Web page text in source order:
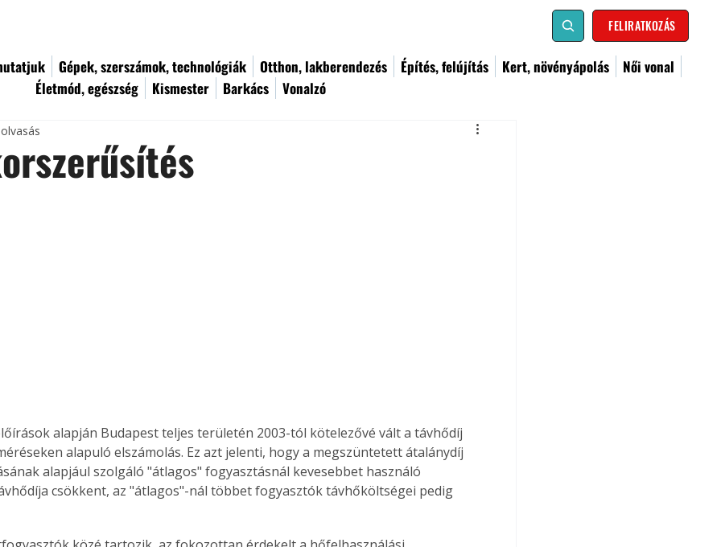
FELIRATKOZÁS
Gépek, szerszámok, technológiák Otthon, lakberendezés Építés, felújítás Kert, növényápolás
Női vonal
Életmód, egészség
Kismester Barkács Vonalzó
alapján Budapest teljes területén 2003-tól kötelezővé vált a távhődíj
alapuló elszámolás. Ez azt jelenti, hogy a megszüntetett átalánydíj
alapjául szolgáló "átlagos" fogyasztásnál kevesebbet használó
csökkent, az "átlagos"-nál többet fogyasztók távhőköltségei pedig